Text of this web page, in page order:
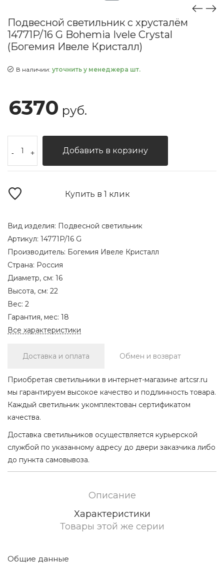
Подвесной светильник с хрусталём
14771P/16 G Bohemia Ivele Crystal
(Богемия Ивеле Кристалл)
В наличии: уточнить у менеджера шт.
6370 руб.
- + Добавить в корзину
Купить в 1 клик
Вид изделия: Подвесной светильник
Артикул: 14771P/16 G
Производитель: Богемия Ивеле Кристалл
Страна: Россия
Диаметр, см: 16
Высота, см: 22
Вес: 2
Гарантия, мес: 18
Все характеристики
Доставка и оплата Обмен и возврат
Приобретая светильники в интернет-магазине artcsr.ru
мы гарантируем высокое качество и подлинность товара.
Каждый светильник укомплектован сертификатом
качества.
Доставка светильников осуществляется курьерской
службой по указанному адресу до двери заказчика либо
до пункта самовывоза.
Описание
Характеристики
Товары этой же серии
Общие данные